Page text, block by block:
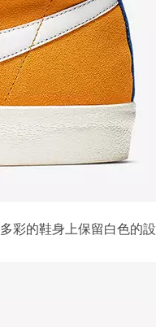
彩的鞋身上保留白色的設